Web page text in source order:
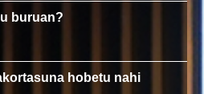
buruan?
hobetu nahi